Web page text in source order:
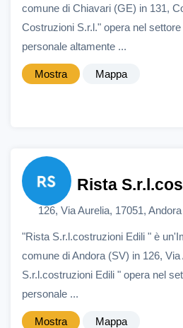
comune di Chiavari (GE) in 131,
Costruzioni S.r.l." opera nel
personale altamente ...
Mostra Mappa
Rista
126, Via Aurelia, 17051,
"Rista S.r.l.costruzioni Edili " è
comune di Andora (SV) in 126,
S.r.l.costruzioni Edili " opera nel
personale ...
Mostra Mappa